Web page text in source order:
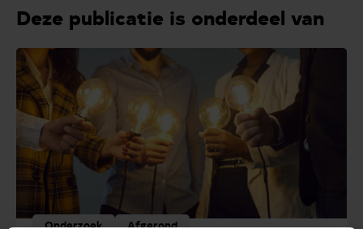
Deze publicatie is onderdeel van
Onderzoek Afgerond